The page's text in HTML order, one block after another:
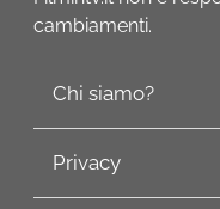
cambiamenti.
Chi siamo?
Privacy